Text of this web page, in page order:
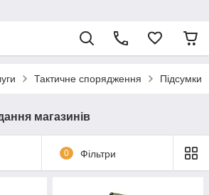
Тактичне спорядження Підсумки
магазинів
0 Фільтри